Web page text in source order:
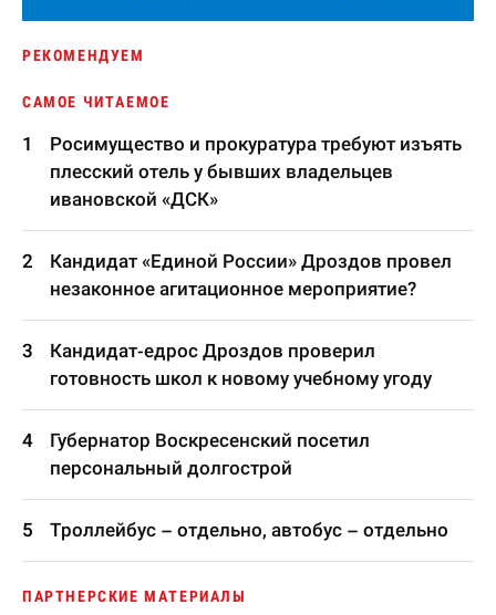
РЕКОМЕНДУЕМ
САМОЕ ЧИТАЕМОЕ
Росимущество и прокуратура требуют изъять
плесский отель у бывших владельцев
ивановской «ДСК»
Кандидат «Единой России» Дроздов провел
незаконное агитационное мероприятие?
Кандидат-едрос Дроздов проверил
готовность школ к новому учебному угоду
Губернатор Воскресенский посетил
персональный долгострой
Троллейбус – отдельно, автобус – отдельно
ПАРТНЕРСКИЕ МАТЕРИАЛЫ